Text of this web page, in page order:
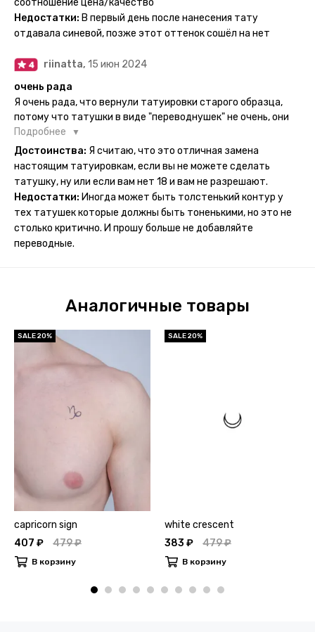
рисункам прикладывается инструкция, но я предпочла
другой способ нанесения - оставила наклейку на теле на
ночь, чтобы точно перестраховаться - на утро эффект
сразу же проявился. На неподвижных частях тела тату
носится дольше, поэтому нужно обдуманно выбирать куда
её стоит наносить. Когда рисунок начнёт стираться -
водой спокойно можно убрать оставшийся контур.
соотношение цена/качество
Недостатки: В первый день после нанесения тату
отдавала синевой, позже этот оттенок сошёл на нет
riinatta, 15 июн 2024
очень рада
Я очень рада, что вернули татуировки старого образца,
потому что татушки в виде "переводнушек" не очень, они
просто не "усиживались", не те темнели, а после душа
вообще слазили, вот недавно сделала фризби дог и он
через сутки проявился и все ещё держится!! ну а 4 звезды
потому что у меня ещё очень много переводных
татуировок(
Подробнее
Достоинства: Я считаю, что это отличная замена
настоящим татуировкам, если вы не можете сделать
татушку, ну или если вам нет 18 и вам не разрешают.
Недостатки: Иногда может быть толстенький контур у
тех татушек которые должны быть тоненькими, но это не
столько критично. И прошу больше не добавляйте
переводные.
Аналогичные товары
SALE 20%
capricorn sign
407 ₽
479 ₽
В корзину
SALE 20%
white crescent
383 ₽
479 ₽
В корзину